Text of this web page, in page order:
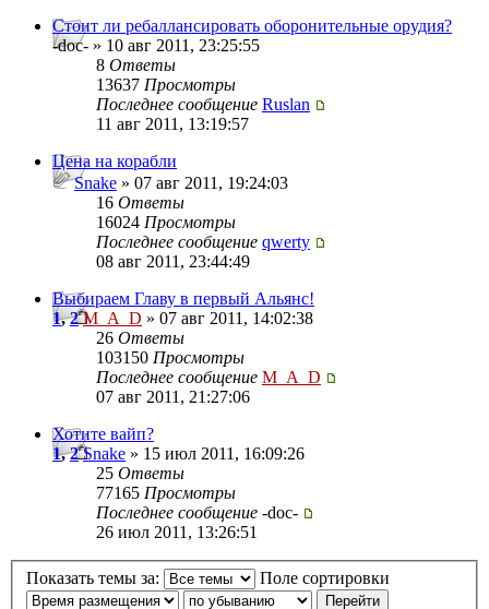
Стоит ли ребаллансировать оборонительные орудия?
-doc- » 10 авг 2011, 23:25:55
8 Ответы
13637 Просмотры
Последнее сообщение Ruslan
11 авг 2011, 13:19:57
Цена на корабли
Snake » 07 авг 2011, 19:24:03
16 Ответы
16024 Просмотры
Последнее сообщение qwerty
08 авг 2011, 23:44:49
Выбираем Главу в первый Альянс!
1,2 M_A_D » 07 авг 2011, 14:02:38
26 Ответы
103150 Просмотры
Последнее сообщение M_A_D
07 авг 2011, 21:27:06
Хотите вайп?
1,2 Snake » 15 июл 2011, 16:09:26
25 Ответы
77165 Просмотры
Последнее сообщение -doc-
26 июл 2011, 13:26:51
Показать темы за: Поле сортировки